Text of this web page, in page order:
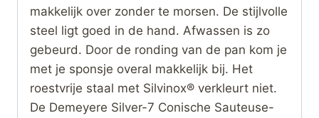
makkelijk over zonder te morsen. De stijlvolle
steel ligt goed in de hand. Afwassen is zo
gebeurd. Door de ronding van de pan kom je
met je sponsje overal makkelijk bij. Het
roestvrije staal met Silvinox® verkleurt niet.
De Demeyere Silver-7 Conische Sauteuse-